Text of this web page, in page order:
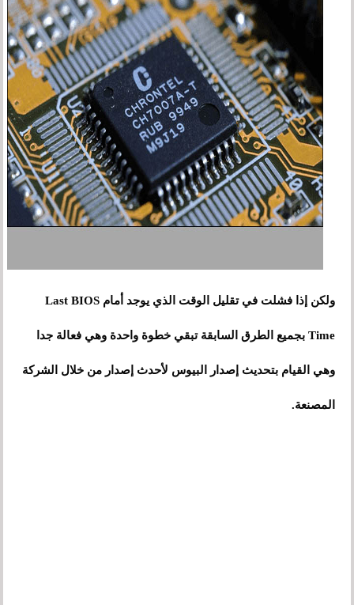
ولكن إذا فشلت في تقليل الوقت الذي يوجد أمام Last BIOS
Time بجميع الطرق السابقة تبقي خطوة واحدة وهي فعالة جدا
وهي القيام بتحديث إصدار البيوس لأحدث إصدار من خلال الشركة
المصنعة.